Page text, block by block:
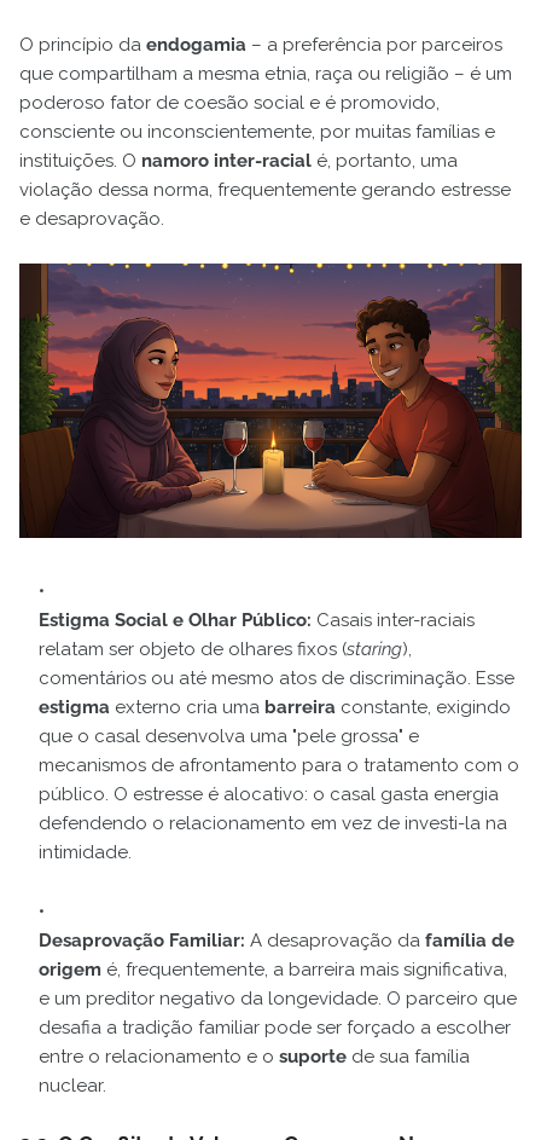
O princípio da endogamia – a preferência por parceiros
que compartilham a mesma etnia, raça ou religião – é um
poderoso fator de coesão social e é promovido,
consciente ou inconscientemente, por muitas famílias e
instituições. O namoro inter-racial é, portanto, uma
violação dessa norma, frequentemente gerando estresse
e desaprovação.
Estigma Social e Olhar Público: Casais inter-raciais
relatam ser objeto de olhares fixos (staring),
comentários ou até mesmo atos de discriminação. Esse
estigma externo cria uma barreira constante, exigindo
que o casal desenvolva uma "pele grossa" e
mecanismos de afrontamento para o tratamento com o
público. O estresse é alocativo: o casal gasta energia
defendendo o relacionamento em vez de investi-la na
intimidade.
Desaprovação Familiar: A desaprovação da família de
origem é, frequentemente, a barreira mais significativa,
e um preditor negativo da longevidade. O parceiro que
desafia a tradição familiar pode ser forçado a escolher
entre o relacionamento e o suporte de sua família
nuclear.